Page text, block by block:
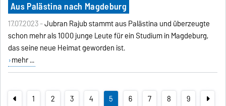
Aus Palästina nach Magdeburg
17.07.2023 -Jubran Rajub stammt aus Palästina und überzeugte
schon mehr als 1000 junge Leute für ein Studium in Magdeburg,
das seine neue Heimat geworden ist.
mehr ...
1 2 3 4 5 6 7 8 9